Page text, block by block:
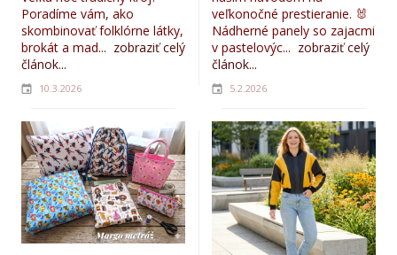
Poradíme vám, ako
skombinovať folklórne látky,
brokát a mad... zobraziť celý
článok...
10.3.2026
veľkonočné prestieranie. 🐰
Nádherné panely so zajacmi
v pastelovýc... zobraziť celý
článok...
5.2.2026